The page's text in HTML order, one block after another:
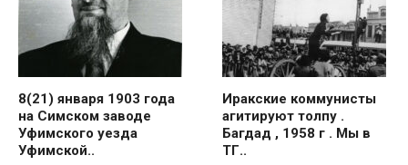
8(21) января 1903 года
на Симском заводе
Уфимского уезда
Уфимской..
Иракские коммунисты
агитируют толпу .
Багдад , 1958 г . Мы в
ТГ..